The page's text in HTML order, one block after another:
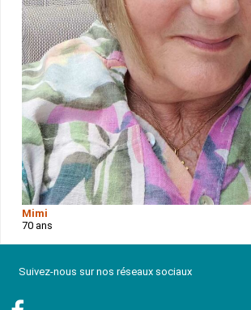
Mimi
70 ans
Suivez-nous sur nos réseaux sociaux